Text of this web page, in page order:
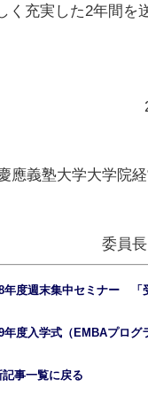
く充実した2年間を
應義塾大学大学院
委員
年度週末集中セミナー 「
年度入学式（EMBAプログ
記事一覧に戻る